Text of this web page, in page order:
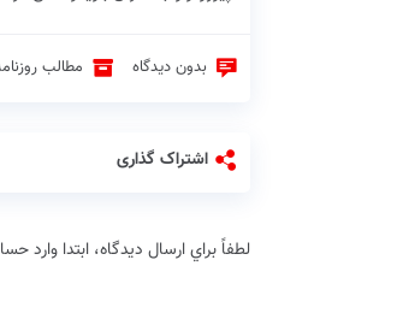
بدون دیدگاه مطالب
اشتراک گذاری
لطفاً براي ارسال دیدگاه، ابتدا وارد